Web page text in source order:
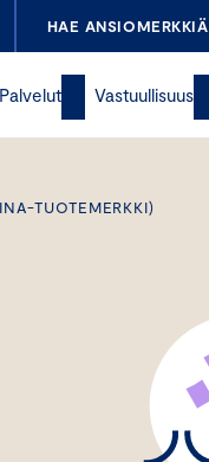
HAE ANSIOMERKKIÄ
Palvelut Vastuullisuus
TUOTEMERKKI)